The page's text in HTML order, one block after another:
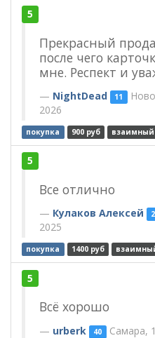
5
Прекрасный
после чего
мне. Респект и
NightDead 11
2026
покупка 900 руб взаимный
5
Все отлично
Кулаков Алексей
2025
покупка 1400 руб
5
Всё хорошо
urberk 40 Самара,